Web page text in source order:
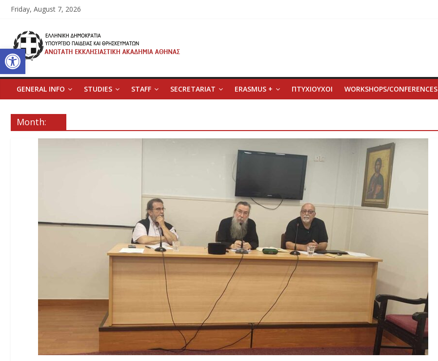
Open toolbar
Skip
content
Friday, August 7, 2026
Ανώτατη
Εκκλησιαστική
Ακαδημία
Αθηνών
Ανώτατη
GENERAL INFO STUDIES STAFF SECRETARIAT ERASMUS + ΠΤΥΧΙΟΥΧΟΙ WORKSHOPS/CONFERENCES
Month: